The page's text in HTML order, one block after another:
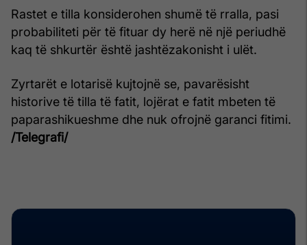
Rastet e tilla konsiderohen shumë të rralla, pasi
probabiliteti për të fituar dy herë në një periudhë
kaq të shkurtër është jashtëzakonisht i ulët.
Zyrtarët e lotarisë kujtojnë se, pavarësisht
historive të tilla të fatit, lojërat e fatit mbeten të
paparashikueshme dhe nuk ofrojnë garanci fitimi.
/Telegrafi/